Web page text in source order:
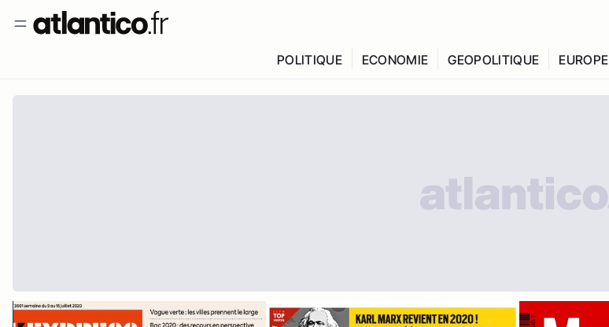
POLITIQUE ECONOMIE GEOPOLITIQUE EUROPE